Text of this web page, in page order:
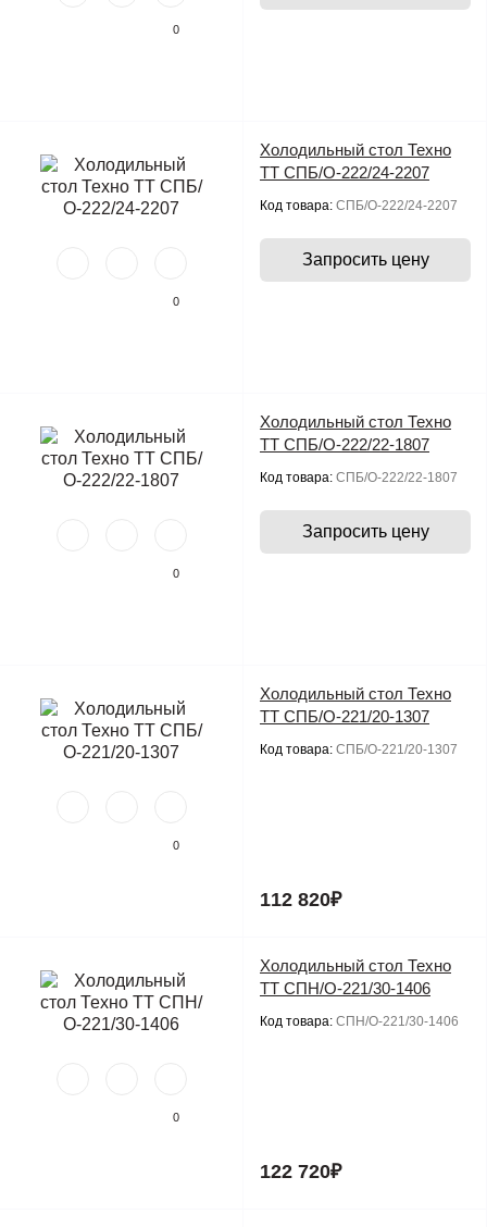
0
0
Холодильный стол Техно
ТТ СПБ/О-222/24-2207
Код товара: СПБ/О-222/24-2207
Запросить цену
0
Холодильный стол Техно
ТТ СПБ/О-222/22-1807
Код товара: СПБ/О-222/22-1807
Запросить цену
0
Холодильный стол Техно
ТТ СПБ/О-221/20-1307
Код товара: СПБ/О-221/20-1307
112 820₽
0
Холодильный стол Техно
ТТ СПН/О-221/30-1406
Код товара: СПН/О-221/30-1406
122 720₽